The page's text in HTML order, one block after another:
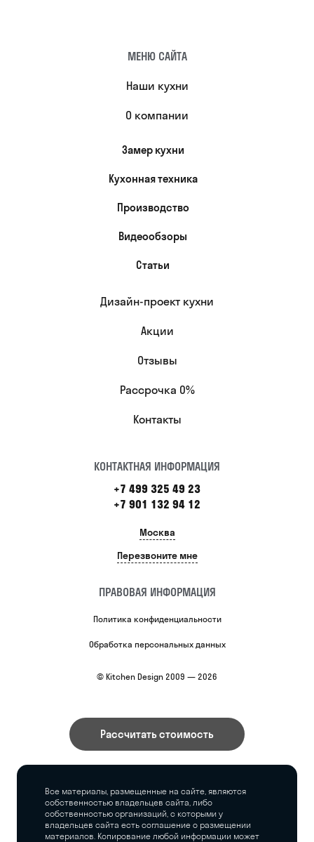
МЕНЮ САЙТА
Наши кухни
О компании
Замер кухни
Кухонная техника
Производство
Видеообзоры
Статьи
Дизайн-проект кухни
Акции
Отзывы
Рассрочка 0%
Контакты
КОНТАКТНАЯ ИНФОРМАЦИЯ
+7 499 325 49 23
+7 901 132 94 12
Москва
Перезвоните мне
ПРАВОВАЯ ИНФОРМАЦИЯ
Политика конфиденциальности
Обработка персональных данных
© Kitchen Design 2009 — 2026
Рассчитать стоимость
Все материалы, размещенные на сайте, являются
собственностью владельцев сайта, либо
собственностью организаций, с которыми у
владельцев сайта есть соглашение о размещении
материалов. Копирование любой информации может